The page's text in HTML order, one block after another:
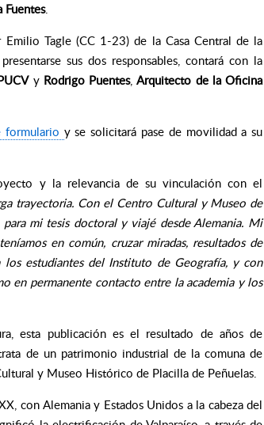
.
Tagle (CC 1-23) de la Casa Central de la
sus dos responsables, contará con la
yRodrigo Puentes,Arquitecto de la Oficina
formulario y se solicitará pase de movilidad a su
y la relevancia de su vinculación con el
trayectoria. Con el Centro Cultural y Museo de
mi tesis doctoral y viajé desde Alemania. Mi
en común, cruzar miradas, resultados de
estudiantes del Instituto de Geografía, y con
en permanente contacto entre la academia y los
esta publicación es el resultado de años de
de un patrimonio industrial de la comuna de
y Museo Histórico de Placilla de Peñuelas.
con Alemania y Estados Unidos a la cabeza del